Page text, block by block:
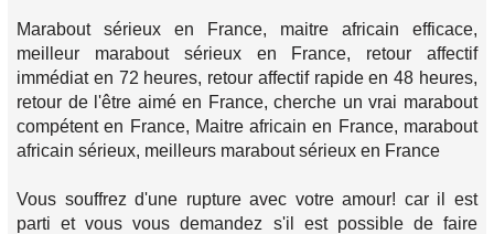
Marabout sérieux en France, maitre africain efficace,
meilleur marabout sérieux en France, retour affectif
immédiat en 72 heures, retour affectif rapide en 48 heures,
retour de l'être aimé en France, cherche un vrai marabout
compétent en France, Maitre africain en France, marabout
africain sérieux, meilleurs marabout sérieux en France
Vous souffrez d'une rupture avec votre amour! car il est
parti et vous vous demandez s'il est possible de faire